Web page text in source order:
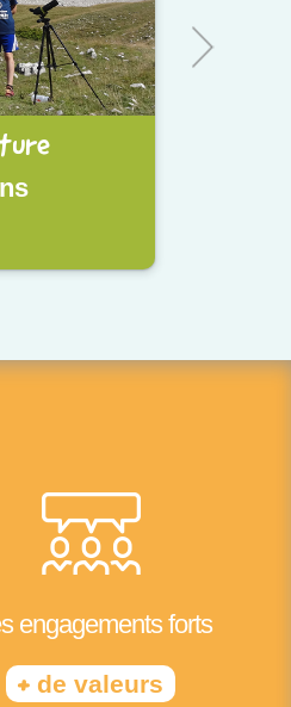
engagements forts
+ de valeurs